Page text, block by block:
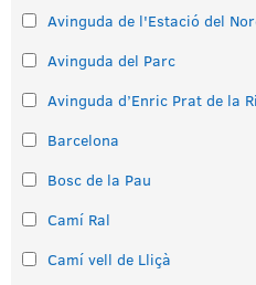
Avinguda de l'Estació del
Avinguda del Parc
Avinguda d’Enric Prat de la
Barcelona
Bosc de la Pau
Camí Ral
Camí vell de Lliçà